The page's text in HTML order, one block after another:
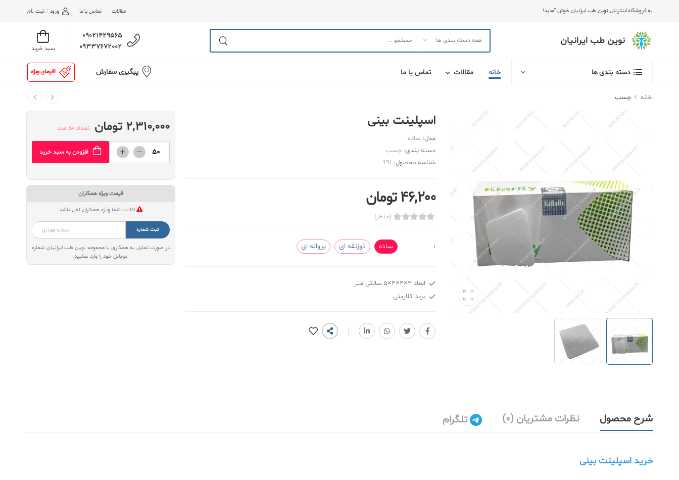
به فروشگاه اینترنتی نوین طب ایرانیان خوش آمدید! مقالات تماس با ما ورود / ثبت نام
نوین طب ایرانیان
09021429565
09337672002
سبد خرید
دسته بندی ها خانه مقالات تماس با ما پیگیری سفارش آفرهای ویژه
خانه چسب
اسپلینت بینی
مدل: ساده
دسته بندی: چسب
شناسه محصول: 691
46,200 تومان
(0 نظر)
: ساده ذوزنقه ای پروانه ای
ابعاد ۴×۴×۴×۵ سانتی متر
برند کلاریتی
2,310,000 تومان تعداد 50 عدد
افزودن به سبد خرید
قیمت ویژه همکاران
اکانت شما ویژه همکاران نمی باشد
ثبت شماره
در صورت تمایل به همکاری با مجموعه نوین طب ایرانیان شماره
موبایل خود را وارد نمایید
شرح محصول نظرات مشتریان (0) تلگرام
خرید اسپلینت بینی